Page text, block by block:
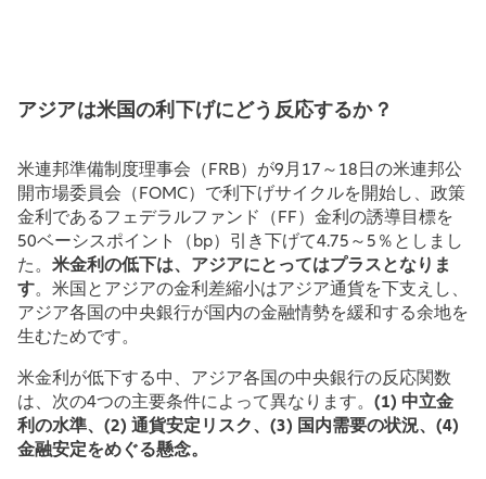
アジアは米国の利下げにどう反応するか？
米連邦準備制度理事会（FRB）が9月17～18日の米連邦公
開市場委員会（FOMC）で利下げサイクルを開始し、政策
金利であるフェデラルファンド（FF）金利の誘導目標を
50ベーシスポイント（bp）引き下げて4.75～5％としまし
た。 米金利の低下は、アジアにとってはプラスとなりま
す。米国とアジアの金利差縮小はアジア通貨を下支えし、
アジア各国の中央銀行が国内の金融情勢を緩和する余地を
生むためです。
米金利が低下する中、アジア各国の中央銀行の反応関数
は、次の4つの主要条件によって異なります。 (1) 中立金
利の水準、(2) 通貨安定リスク、(3) 国内需要の状況、(4)
金融安定をめぐる懸念。